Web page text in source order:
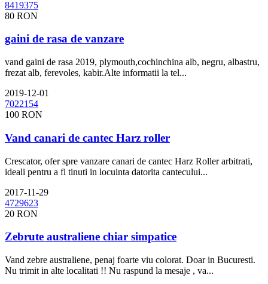
80 RON
gaini de rasa de vanzare
vand gaini de rasa 2019, plymouth,cochinchina alb, negru, albastru,
frezat alb, ferevoles, kabir.Alte informatii la tel...
2019-12-01
100 RON
Vand canari de cantec Harz roller
Crescator, ofer spre vanzare canari de cantec Harz Roller arbitrati,
ideali pentru a fi tinuti in locuinta datorita cantecului...
2017-11-29
20 RON
Zebrute australiene chiar simpatice
Vand zebre australiene, penaj foarte viu colorat. Doar in Bucuresti.
Nu trimit in alte localitati !! Nu raspund la mesaje , va...